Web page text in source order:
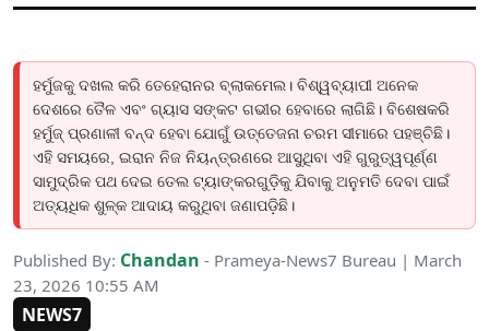
ହର୍ମୁଜକୁ ଦଖଲ କରି ତେହେରାନର ବ୍ଲାକମେଲ। ବିଶ୍ୱବ୍ୟାପୀ ଅନେକ
ଦେଶରେ ତୈଳ ଏବଂ ଗ୍ୟାସ ସଙ୍କଟ ଗଭୀର ହେବାରେ ଲାଗିଛି। ବିଶେଷକରି
ହର୍ମୁଜ୍ ପ୍ରଣାଳୀ ବନ୍ଦ ହେବା ଯୋଗୁଁ ଉତ୍ତେଜନା ଚରମ ସୀମାରେ ପହଞ୍ଚିଛି।
ଏହି ସମୟରେ, ଇରାନ ନିଜ ନିୟନ୍ତ୍ରଣରେ ଆସୁଥିବା ଏହି ଗୁରୁତ୍ୱପୂର୍ଣ୍ଣ
ସାମୁଦ୍ରିକ ପଥ ଦେଇ ତେଲ ଟ୍ୟାଙ୍କରଗୁଡ଼ିକୁ ଯିବାକୁ ଅନୁମତି ଦେବା ପାଇଁ
ଅତ୍ୟଧିକ ଶୁଳ୍କ ଆଦାୟ କରୁଥିବା ଜଣାପଡ଼ିଛି।
Published By: Chandan - Prameya-News7 Bureau | March
23, 2026 10:55 AM
NEWS7